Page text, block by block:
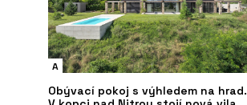
A
Obývací pokoj s výhledem na hrad.